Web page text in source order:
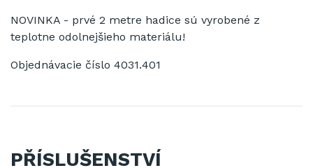
NOVINKA - prvé 2 metre hadice sú vyrobené z
teplotne odolnejšieho materiálu!
Objednávacie číslo 4031.401
PŘÍSLUŠENSTVÍ